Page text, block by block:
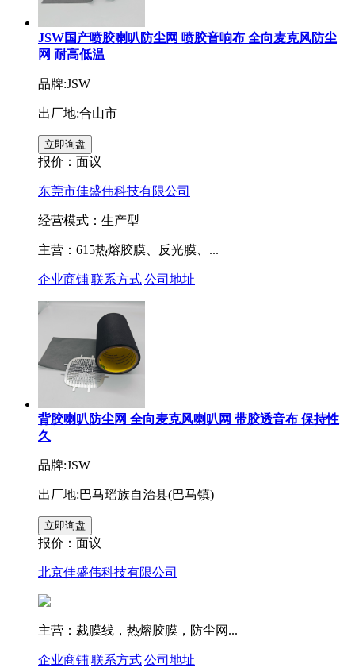
JSW国产喷胶喇叭防尘网 喷胶音响布 全向麦克风防尘
网 耐高低温
品牌:JSW
出厂地:合山市
报价： 面议
东莞市佳盛伟科技有限公司
经营模式：生产型
主营：615热熔胶膜、反光膜、...
企业商铺|联系方式|公司地址
背胶喇叭防尘网 全向麦克风喇叭网 带胶透音布 保持性
久
品牌:JSW
出厂地:巴马瑶族自治县(巴马镇)
报价： 面议
北京佳盛伟科技有限公司
主营：裁膜线，热熔胶膜，防尘网...
企业商铺|联系方式|公司地址